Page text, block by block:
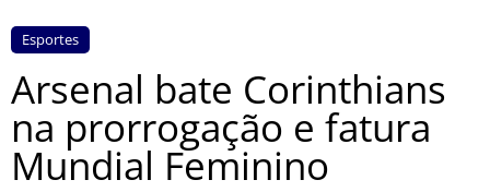
Esportes
Arsenal bate Corinthians
na prorrogação e fatura
Mundial Feminino